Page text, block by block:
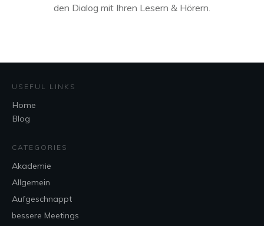
den Dialog mit Ihren Lesern & Hörern.
USEFUL LINKS
Home
Blog
CATEGORIES
Akademie
Allgemein
Aufgeschnappt
bessere Meetings